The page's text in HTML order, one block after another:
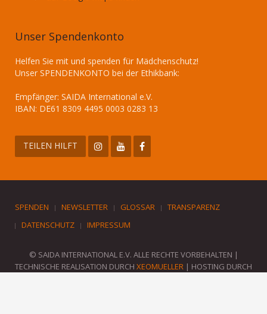
Unser Spendenkonto
Helfen Sie mit und spenden für Mädchenschutz!
Unser SPENDENKONTO bei der Ethikbank:
Empfänger: SAIDA International e.V.
IBAN: DE61 8309 4495 0003 0283 13
TEILEN HILFT
SPENDEN NEWSLETTER GLOSSAR
TRANSPARENZ
DATENSCHUTZ
IMPRESSUM
© SAIDA INTERNATIONAL E.V. ALLE RECHTE VORBEHALTEN |
TECHNISCHE REALISATION DURCH XEOMUELLER | HOSTING DURCH